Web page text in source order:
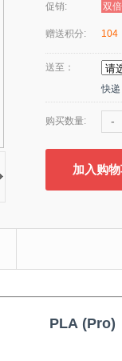
促销: 双
赠送积分: 104
送至：
快
购买数量: -
加入购
PLA (Pro)